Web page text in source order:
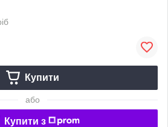
Купити
або
Купити з